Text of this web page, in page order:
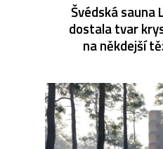
Švédská sauna
dostala tvar
na někdejší